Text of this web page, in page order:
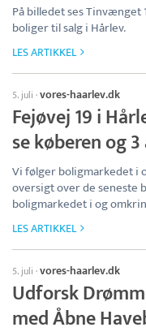
På billedet ses Tinvænget
boliger til salg i Hårlev.
LES ARTIKKEL
5. juli ·vores-haarlev.dk
Fejøvej 19 i
se køberen og
Vi følger boligmarkedet i
oversigt over de seneste
boligmarkedet i og
LES ARTIKKEL
5. juli ·vores-haarlev.dk
Udforsk
med Åbne